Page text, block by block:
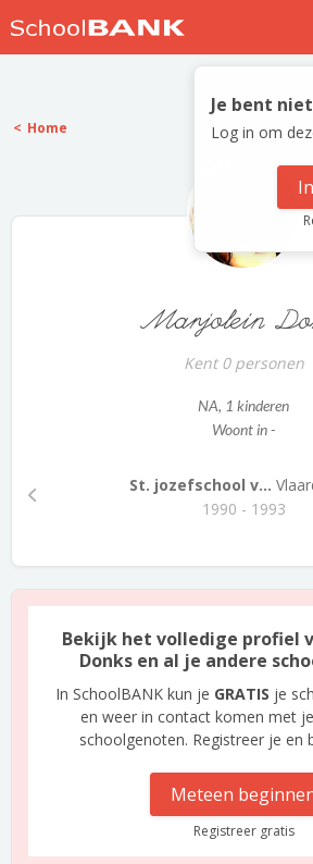
Nostalgische
Log in
Meld je gratis aan
Je bent
Log in om
Home
Marjolein
Kent 0 personen
NA, 1 kinderen
Woont in -
St. jozefschool v...
1990 - 1993
Bekijk het volledige profiel
Donks en al je andere
In SchoolBANK kun je GRATIS je
en weer in contact komen met
schoolgenoten. Registreer je en
Meteen
Registreer gratis